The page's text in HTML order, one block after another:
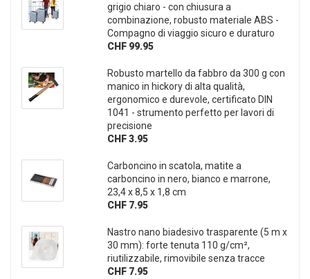
grigio chiaro - con chiusura a
combinazione, robusto materiale ABS -
Compagno di viaggio sicuro e duraturo
CHF 99.95
Robusto martello da fabbro da 300 g con
manico in hickory di alta qualità,
ergonomico e durevole, certificato DIN
1041 - strumento perfetto per lavori di
precisione
CHF 3.95
Carboncino in scatola, matite a
carboncino in nero, bianco e marrone,
23,4 x 8,5 x 1,8 cm
CHF 7.95
Nastro nano biadesivo trasparente (5 m x
30 mm): forte tenuta 110 g/cm²,
riutilizzabile, rimovibile senza tracce
CHF 7.95